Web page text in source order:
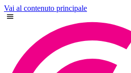
Vai al contenuto principale